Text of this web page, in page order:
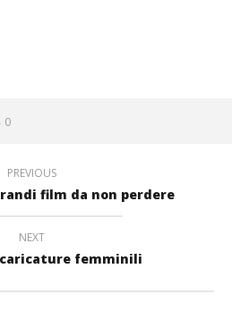
0
PREVIOUS
film da non perdere
NEXT
caricature femminili